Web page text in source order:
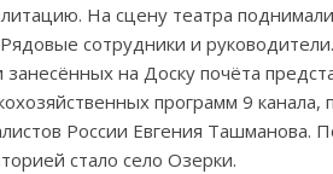
На сцену театра
сотрудники и
занесённых на Доску почёта
программ 9
России Евгения Ташманова.
стало село Озерки.